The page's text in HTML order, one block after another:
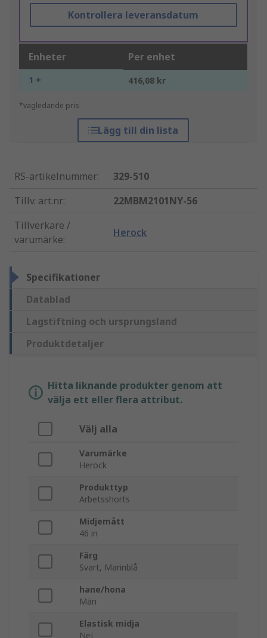
Kontrollera leveransdatum
Enheter Per enhet
1 + 416,08 kr
*vägledande pris
Lägg till din lista
RS-artikelnummer:
329-510
Tillv. art.nr:
22MBM2101NY-56
Tillverkare /
varumärke:
Herock
Specifikationer
Datablad
Lagstiftning och ursprungsland
Produktdetaljer
Hitta liknande produkter genom att
välja ett eller flera attribut.
Välj alla
Varumärke
Herock
Produkttyp
Arbetsshorts
Midjemått
46 in
Färg
Svart, Marinblå
hane/hona
Män
Elastisk midja
Nej